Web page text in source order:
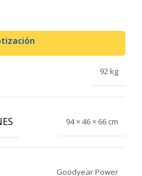
92 kg
94 × 46 × 66 cm
Goodyear Power